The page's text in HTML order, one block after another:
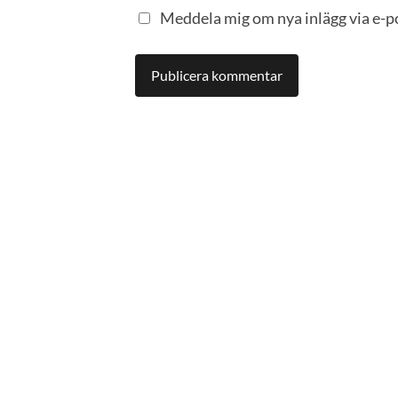
Meddela mig om nya inlägg via e-